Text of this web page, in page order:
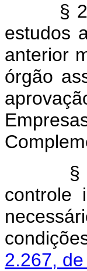
§ 2º A
estudos
anterior
órgão
§ 3º
controle
2.267,